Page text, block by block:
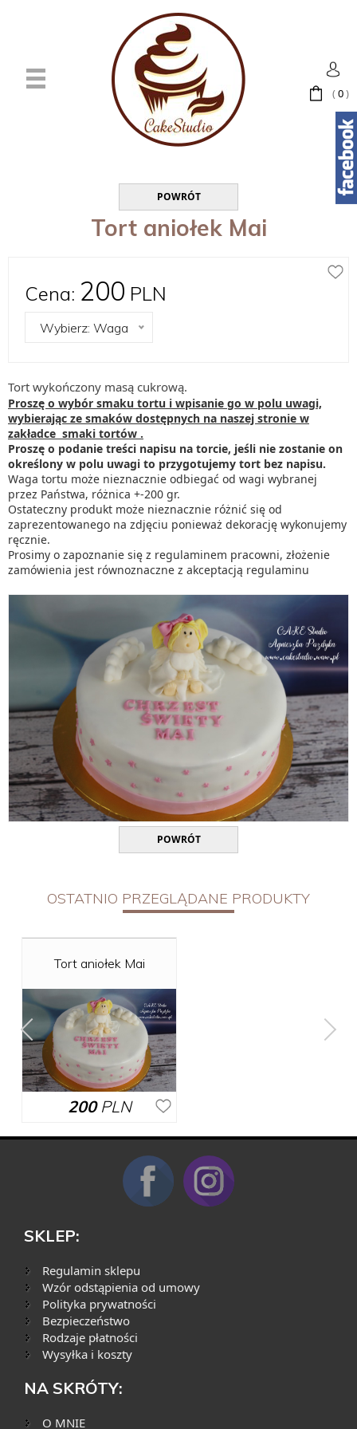
(0)
POWRÓT
Tort aniołek Mai
Cena: 200 PLN
Wybierz: Waga
Tort wykończony masą cukrową.
Proszę o wybór smaku tortu i wpisanie go w polu uwagi,
wybierając ze smaków dostępnych na naszej stronie w
zakładce smaki tortów .
Proszę o podanie treści napisu na torcie, jeśli nie zostanie on
określony w polu uwagi to przygotujemy tort bez napisu.
Waga tortu może nieznacznie odbiegać od wagi wybranej
przez Państwa, różnica +-200 gr.
Ostateczny produkt może nieznacznie różnić się od
zaprezentowanego na zdjęciu ponieważ dekorację wykonujemy
ręcznie.
Prosimy o zapoznanie się z regulaminem pracowni, złożenie
zamówienia jest równoznaczne z akceptacją regulaminu
POWRÓT
OSTATNIO PRZEGLĄDANE PRODUKTY
Tort aniołek Mai
200PLN
SKLEP:
Regulamin sklepu
Wzór odstąpienia od umowy
Polityka prywatności
Bezpieczeństwo
Rodzaje płatności
Wysyłka i koszty
NA SKRÓTY:
O MNIE